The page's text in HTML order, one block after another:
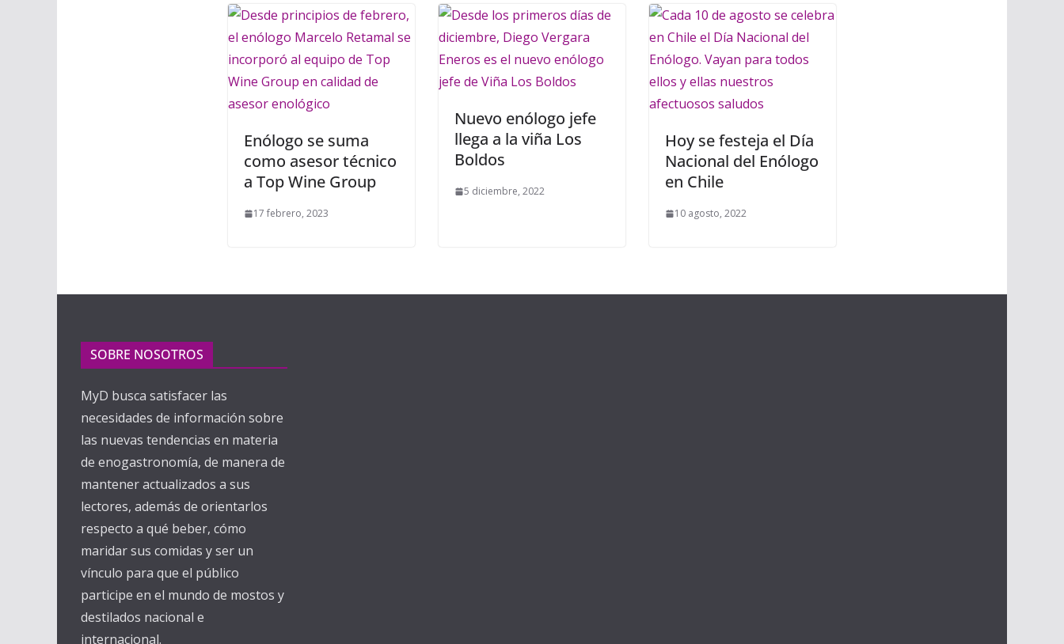
Enólogo se suma
como asesor técnico
a Top Wine Group
17 febrero, 2023
Nuevo enólogo jefe
llega a la viña Los
Boldos
5 diciembre, 2022
Hoy se festeja el Día
Nacional del Enólogo
en Chile
10 agosto, 2022
SOBRE NOSOTROS
MyD busca satisfacer las
necesidades de información sobre
las nuevas tendencias en materia
de enogastronomía, de manera de
mantener actualizados a sus
lectores, además de orientarlos
respecto a qué beber, cómo
maridar sus comidas y ser un
vínculo para que el público
participe en el mundo de mostos y
destilados nacional e
internacional.